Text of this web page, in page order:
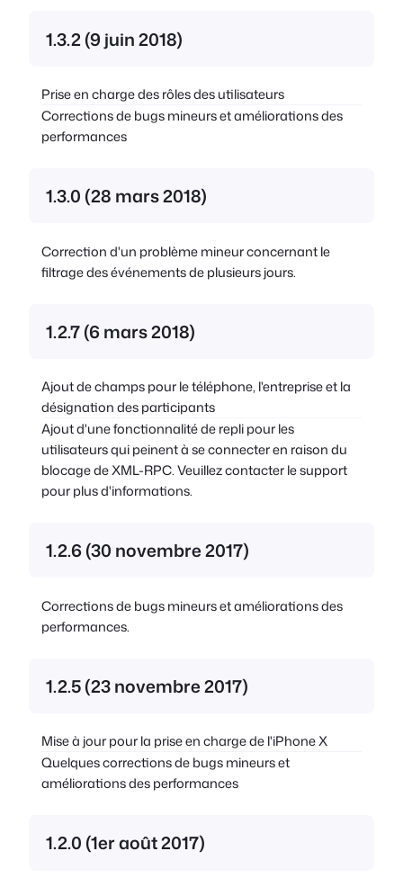
1.3.2 (9 juin 2018)
Prise en charge des rôles des utilisateurs
Corrections de bugs mineurs et améliorations des
performances
1.3.0 (28 mars 2018)
Correction d'un problème mineur concernant le
filtrage des événements de plusieurs jours.
1.2.7 (6 mars 2018)
Ajout de champs pour le téléphone, l'entreprise et la
désignation des participants
Ajout d'une fonctionnalité de repli pour les
utilisateurs qui peinent à se connecter en raison du
blocage de XML-RPC. Veuillez contacter le support
pour plus d'informations.
1.2.6 (30 novembre 2017)
Corrections de bugs mineurs et améliorations des
performances.
1.2.5 (23 novembre 2017)
Mise à jour pour la prise en charge de l'iPhone X
Quelques corrections de bugs mineurs et
améliorations des performances
1.2.0 (1er août 2017)